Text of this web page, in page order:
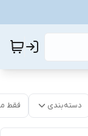
دسته‌بندی فقط